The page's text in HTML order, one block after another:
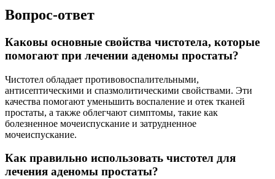
Вопрос-ответ
Каковы основные свойства чистотела, которые
помогают при лечении аденомы простаты?
Чистотел обладает противовоспалительными,
антисептическими и спазмолитическими свойствами. Эти
качества помогают уменьшить воспаление и отек тканей
простаты, а также облегчают симптомы, такие как
болезненное мочеиспускание и затрудненное
мочеиспускание.
Как правильно использовать чистотел для
лечения аденомы простаты?